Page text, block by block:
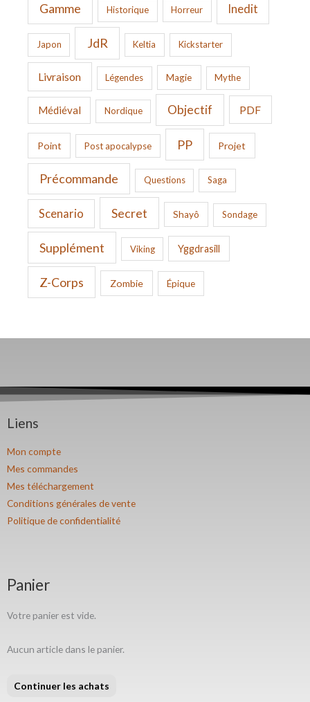
Gamme Historique Horreur Inedit
Japon JdR Keltia Kickstarter
Livraison Légendes Magie Mythe
Médiéval Nordique Objectif PDF
Point Post apocalypse PP Projet
Précommande Questions Saga
Scenario Secret Shayô Sondage
Supplément Viking Yggdrasill
Z-Corps Zombie Épique
Liens
Mon compte
Mes commandes
Mes téléchargement
Conditions générales de vente
Politique de confidentialité
Panier
Votre panier est vide.
Aucun article dans le panier.
Continuer les achats